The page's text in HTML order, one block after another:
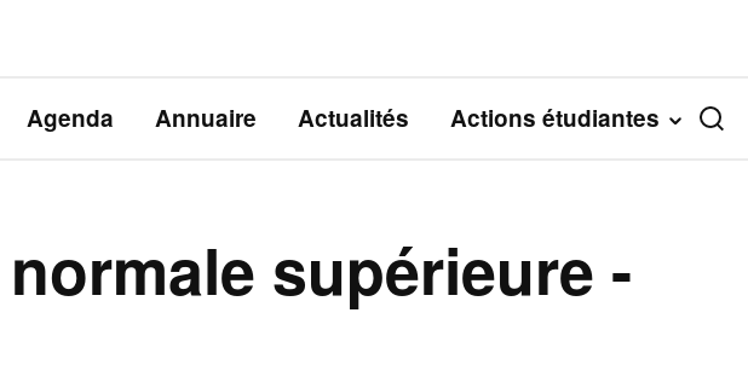
Agenda Annuaire Actualités Actions étudiantes
supérieure -